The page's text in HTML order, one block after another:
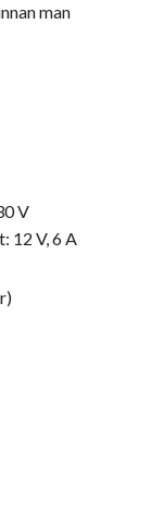
man
V
12 V, 6 A